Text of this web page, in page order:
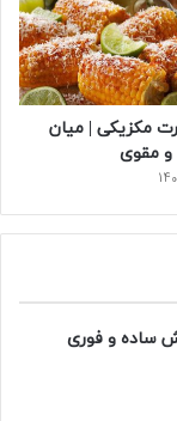
مکزیکی | میان
و مقوی